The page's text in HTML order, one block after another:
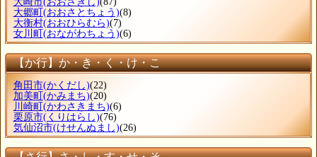
大郷町 (おおさとちょう)(8)
大衡村(おおひらむら)(7)
女川町 (おながわちょう)(6)
【か行】か・き・く・け・こ
角田市(かくだし)(22)
加美町(かみまち)(20)
川崎町(かわさきまち)(6)
栗原市(くりはらし)(76)
気仙沼市(けせんぬまし)(26)